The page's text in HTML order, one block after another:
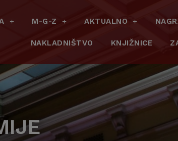
M-G-Z AKTUALNO
NAKLADNIŠTVO KNJIŽNICE